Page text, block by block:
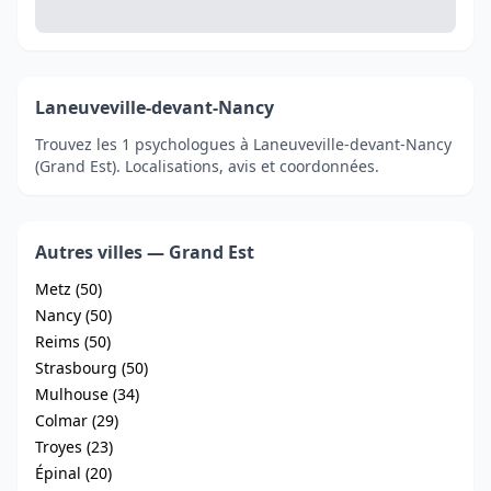
Laneuveville-devant-Nancy
Trouvez les 1 psychologues à Laneuveville-devant-Nancy
(Grand Est). Localisations, avis et coordonnées.
Autres villes — Grand Est
Metz (50)
Nancy (50)
Reims (50)
Strasbourg (50)
Mulhouse (34)
Colmar (29)
Troyes (23)
Épinal (20)